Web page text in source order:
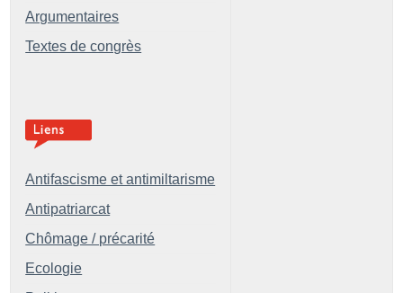
Argumentaires
Textes de congrès
Antifascisme et antimiltarisme
Antipatriarcat
Chômage / précarité
Ecologie